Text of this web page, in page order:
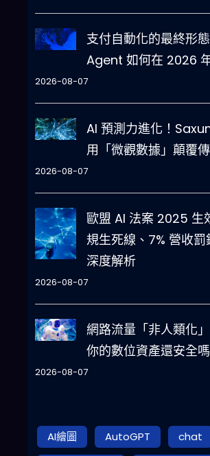
支付自動化的最終形
Agent 如何在 2026
2026-08-07
AI 預測力進化！
用「微觀數據」顛覆
2026-08-07
歐盟 AI 法案 2025 生
規生死線、7% 營收
深度解析
2026-08-07
網路流量「非人類化
你的數位資產還安全
2026-08-07
AI繪圖 AutoGPT chat